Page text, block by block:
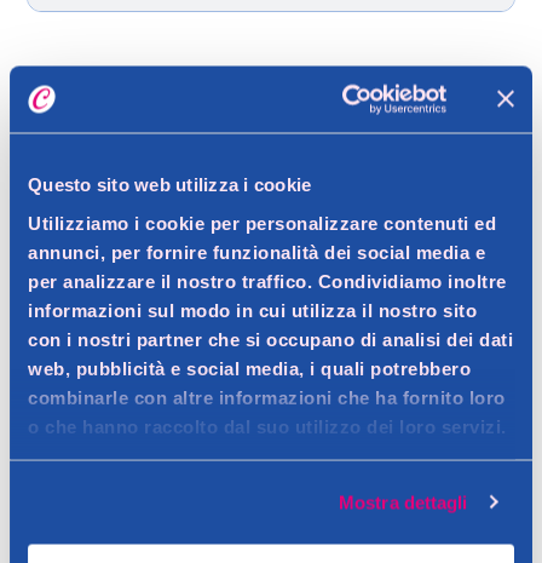
Questo sito web utilizza i cookie
Utilizziamo i cookie per personalizzare contenuti ed
annunci, per fornire funzionalità dei social media e
per analizzare il nostro traffico. Condividiamo inoltre
informazioni sul modo in cui utilizza il nostro sito
con i nostri partner che si occupano di analisi dei dati
web, pubblicità e social media, i quali potrebbero
combinarle con altre informazioni che ha fornito loro
o che hanno raccolto dal suo utilizzo dei loro servizi.
Mostra dettagli
Dettagli prodotto
Descrizione
Siero illuminante con 5% di Luminous Complex (glycol e
effetto specchio.
Contatto del produttore
Dettagli
Il siero Sunsilk Luminous 100 è un trattamento senza
risciacquo che rigenera la luminosità dei capelli, sigilla le
cuticole danneggiate e nutre in profondità grazie al Luminous
Ingredienti
Aqua, Cetearyl Alcohol, Dimethicone, Glycerin, Lactic Acid,
Chloride, Sodium Benzoate, Dipropylene Glycol, Sodium